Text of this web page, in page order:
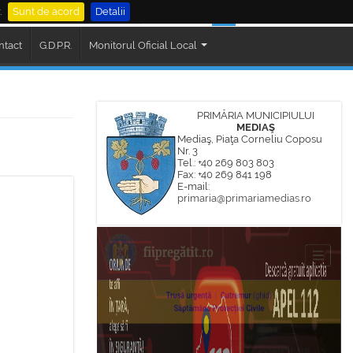
Sunt de acord Detalii
Mediaș Cautare
G.D.P.R. Monitorul Oficial Local
PRIMĂRIA MUNICIPIULUI
MEDIAŞ
Mediaş, Piaţa Corneliu Coposu
Nr. 3
Tel.: +40 269 803 803
Fax: +40 269 841 198
E-mail:
primaria@primariamedias.ro